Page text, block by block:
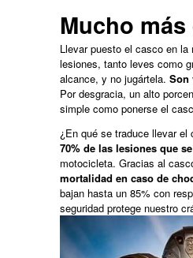
Mucho
Llevar puesto el casco en
lesiones, tanto leves como
alcance, y no jugártela. Son
Por desgracia, un alto
simple como ponerse el
¿En qué se traduce llevar
70% de las lesiones que
motocicleta. Gracias al
mortalidad en caso de
bajan hasta un 85% con
seguridad protege nuestro